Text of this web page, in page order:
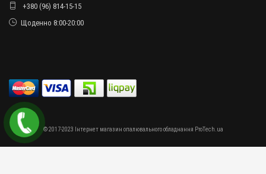
+380 (96) 814-15-15
Щоденно 8:00-20:00
© 2017-2023 Інтернет магазин опалювального обладнання ProTech.ua